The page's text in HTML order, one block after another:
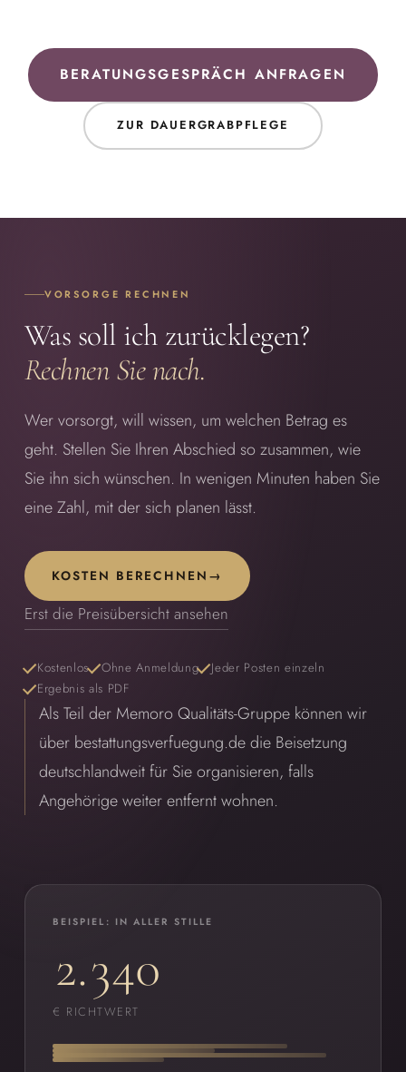
BERATUNGSGESPRÄCH ANFRAGEN
ZUR DAUERGRABPFLEGE
VORSORGE RECHNEN
Was soll ich zurücklegen?
Rechnen Sie nach.
Wer vorsorgt, will wissen, um welchen Betrag es
geht. Stellen Sie Ihren Abschied so zusammen, wie
Sie ihn sich wünschen. In wenigen Minuten haben Sie
eine Zahl, mit der sich planen lässt.
KOSTEN BERECHNEN →
Erst die Preisübersicht ansehen
Kostenlos Ohne Anmeldung
Jeder Posten einzeln
Ergebnis als PDF
Als Teil der Memoro Qualitäts-Gruppe können wir
über bestattungsverfuegung.de die Beisetzung
deutschlandweit für Sie organisieren, falls
Angehörige weiter entfernt wohnen.
BEISPIEL: IN ALLER STILLE
2.340
€ RICHTWERT